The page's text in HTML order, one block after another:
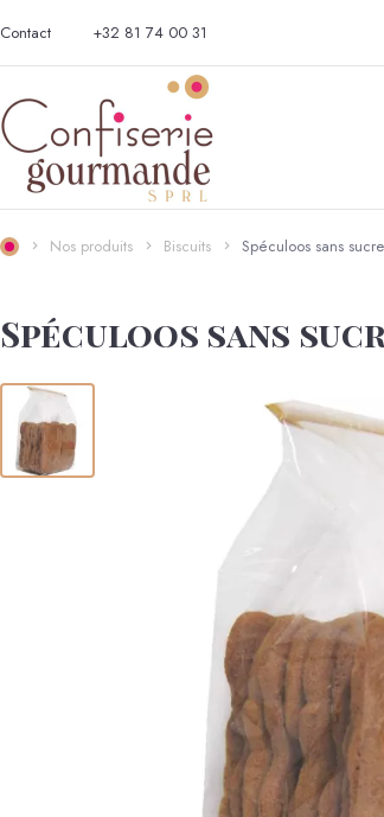
Contact +32 81 74 00 31
Nos produits Biscuits Spéculoos sans
Spéculoos sans